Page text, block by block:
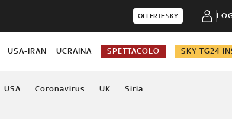
OFFERTE SKY
USA-IRAN UCRAINA SPETTACOLO SKY TG24
USA Coronavirus UK Siria